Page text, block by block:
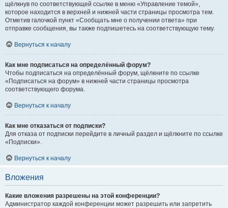
щёлкнув по соответствующей ссылке в меню «Управление темой»,
которое находится в верхней и нижней части страницы просмотра тем.
Отметив галочкой пункт «Сообщать мне о получении ответа» при
отправке сообщения, вы также подпишетесь на соответствующую тему.
Вернуться к началу
Как мне подписаться на определённый форум?
Чтобы подписаться на определённый форум, щёлкните по ссылке
«Подписаться на форум» в нижней части страницы просмотра
соответствующего форума.
Вернуться к началу
Как мне отказаться от подписки?
Для отказа от подписки перейдите в личный раздел и щёлкните по ссылке
«Подписки».
Вернуться к началу
Вложения
Какие вложения разрешены на этой конференции?
Администратор каждой конференции может разрешить или запретить